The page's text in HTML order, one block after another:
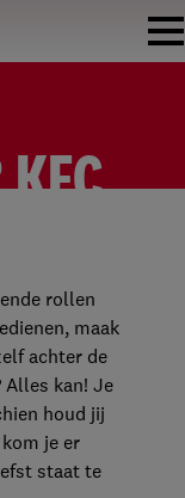
KFC
rollen
maak
achter de
Alles kan! Je
houd jij
je er
staat te